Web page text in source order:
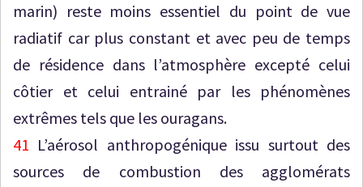
marin) reste moins essentiel du point de vue
radiatif car plus constant et avec peu de temps
de résidence dans l’atmosphère excepté celui
côtier et celui entrainé par les phénomènes
extrêmes tels que les ouragans.
41 L’aérosol anthropogénique issu surtout des
sources de combustion des agglomérats